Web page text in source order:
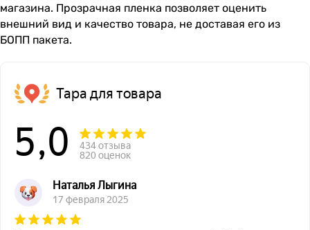
магазина. Прозрачная пленка позволяет оценить
внешний вид и качество товара, не доставая его из
БОПП пакета.
Тара для товара
5,0
434 отзыва
820 оценок
Наталья Лыгина
17 февраля 2025